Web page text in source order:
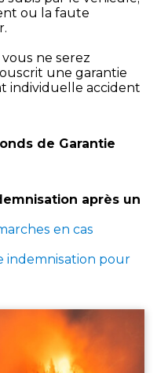
ou la faute
vous ne serez
une garantie
individuelle accident
de Garantie
après un
en cas
indemnisation pour